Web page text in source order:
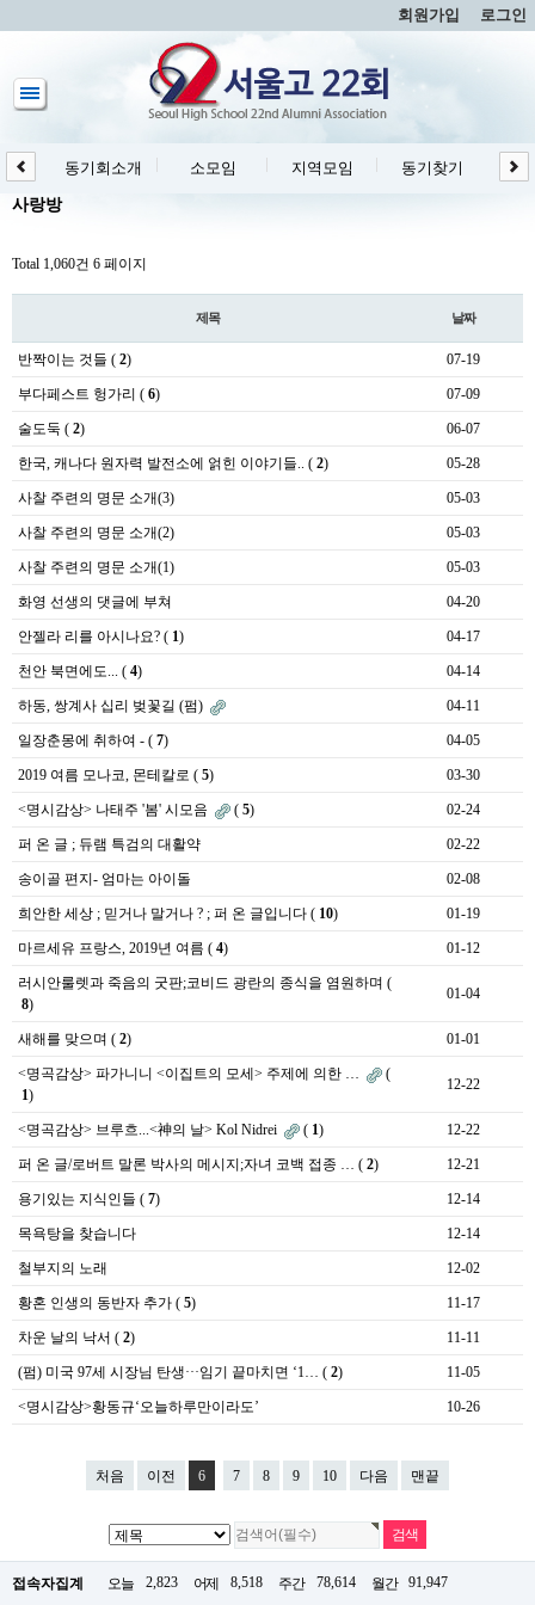
회원가입 로그인
동기회소개 소모임 지역모임 동기찾기 동
사랑방
Total 1,060건 6 페이지
제목 날짜
반짝이는 것들 ( 2) 07-19
부다페스트 헝가리 ( 6) 07-09
술도둑 ( 2) 06-07
한국, 캐나다 원자력 발전소에 얽힌 이야기들.. ( 2) 05-28
사찰 주련의 명문 소개(3) 05-03
사찰 주련의 명문 소개(2) 05-03
사찰 주련의 명문 소개(1) 05-03
화영 선생의 댓글에 부쳐 04-20
안젤라 리를 아시나요? ( 1) 04-17
천안 북면에도... ( 4) 04-14
하동, 쌍계사 십리 벚꽃길 (펌) 04-11
일장춘몽에 취하여 - ( 7) 04-05
2019 여름 모나코, 몬테칼로 ( 5) 03-30
<명시감상> 나태주 '봄' 시모음 ( 5) 02-24
퍼 온 글 ; 듀램 특검의 대활약 02-22
송이골 편지- 엄마는 아이돌 02-08
희안한 세상 ; 믿거나 말거나 ? ; 퍼 온 글입니다 ( 10) 01-19
마르세유 프랑스, 2019년 여름 ( 4) 01-12
러시안룰렛과 죽음의 굿판;코비드 광란의 종식을 염원하며 (
8)
01-04
새해를 맞으며 ( 2) 01-01
<명곡감상> 파가니니 <이집트의 모세> 주제에 의한 …
(
1)
12-22
<명곡감상> 브루흐...<神의 날> Kol Nidrei ( 1) 12-22
퍼 온 글/로버트 말론 박사의 메시지;자녀 코백 접종 … ( 2) 12-21
용기있는 지식인들 ( 7) 12-14
목욕탕을 찾습니다 12-14
철부지의 노래 12-02
황혼 인생의 동반자 추가 ( 5) 11-17
차운 날의 낙서 ( 2) 11-11
(펌) 미국 97세 시장님 탄생···임기 끝마치면 ‘1… ( 2) 11-05
<명시감상>황동규‘오늘하루만이라도’ 10-26
처음 이전 6 7 8 9 10 다음 맨끝
접속자집계 오늘 2,823 어제 8,518 주간 78,614 월간 91,947